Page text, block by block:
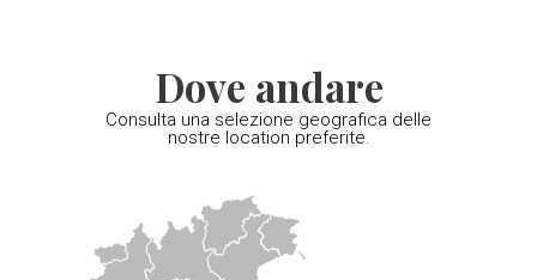
Dove andare
Consulta una selezione geografica delle
nostre location preferite.